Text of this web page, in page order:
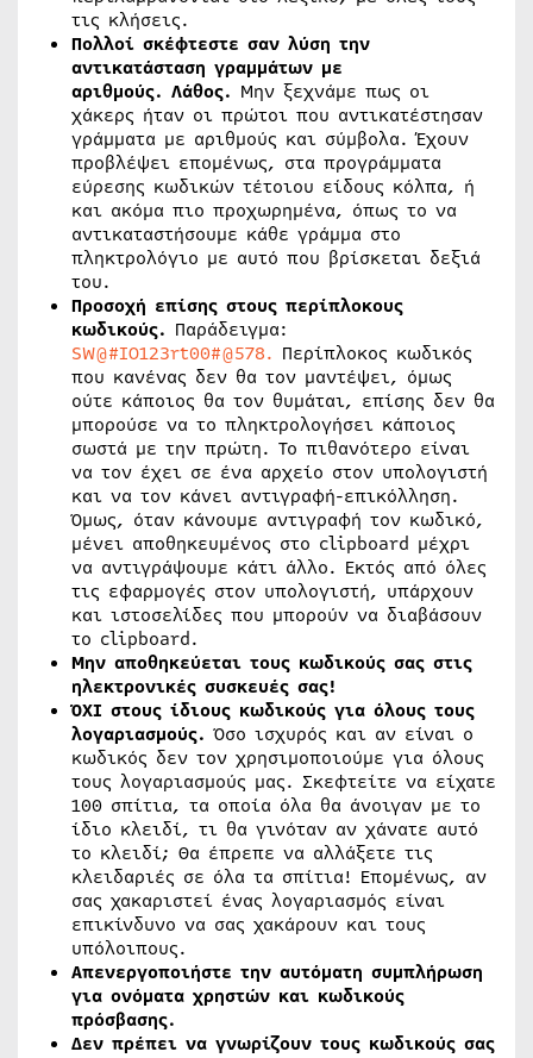
τις κλήσεις.
Πολλοί σκέφτεστε σαν λύση την
αντικατάσταση γραμμάτων με
αριθμούς. Λάθος. Μην ξεχνάμε πως οι
χάκερς ήταν οι πρώτοι που αντικατέστησαν
γράμματα με αριθμούς και σύμβολα. Έχουν
προβλέψει επομένως, στα προγράμματα
εύρεσης κωδικών τέτοιου είδους κόλπα, ή
και ακόμα πιο προχωρημένα, όπως το να
αντικαταστήσουμε κάθε γράμμα στο
πληκτρολόγιο με αυτό που βρίσκεται δεξιά
του.
Προσοχή επίσης στους περίπλοκους
κωδικούς. Παράδειγμα:
SW@#IO123rt00#@578. Περίπλοκος κωδικός
που κανένας δεν θα τον μαντέψει, όμως
ούτε κάποιος θα τον θυμάται, επίσης δεν θα
μπορούσε να το πληκτρολογήσει κάποιος
σωστά με την πρώτη. Το πιθανότερο είναι
να τον έχει σε ένα αρχείο στον υπολογιστή
και να τον κάνει αντιγραφή-επικόλληση.
Όμως, όταν κάνουμε αντιγραφή τον κωδικό,
μένει αποθηκευμένος στο clipboard μέχρι
να αντιγράψουμε κάτι άλλο. Εκτός από όλες
τις εφαρμογές στον υπολογιστή, υπάρχουν
και ιστοσελίδες που μπορούν να διαβάσουν
το clipboard.
Μην αποθηκεύεται τους κωδικούς σας στις
ηλεκτρονικές συσκευές σας!
ΌΧΙ στους ίδιους κωδικούς για όλους τους
λογαριασμούς. Όσο ισχυρός και αν είναι ο
κωδικός δεν τον χρησιμοποιούμε για όλους
τους λογαριασμούς μας. Σκεφτείτε να είχατε
100 σπίτια, τα οποία όλα θα άνοιγαν με το
ίδιο κλειδί, τι θα γινόταν αν χάνατε αυτό
το κλειδί; Θα έπρεπε να αλλάξετε τις
κλειδαριές σε όλα τα σπίτια! Επομένως, αν
σας χακαριστεί ένας λογαριασμός είναι
επικίνδυνο να σας χακάρουν και τους
υπόλοιπους.
Απενεργοποιήστε την αυτόματη συμπλήρωση
για ονόματα χρηστών και κωδικούς
πρόσβασης.
Δεν πρέπει να γνωρίζουν τους κωδικούς σας